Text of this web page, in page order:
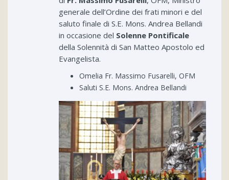
generale dell’Ordine dei frati minori e del
saluto finale di S.E. Mons. Andrea Bellandi
in occasione del Solenne Pontificale
della Solennità di San Matteo Apostolo ed
Evangelista.
Omelia Fr. Massimo Fusarelli, OFM
Saluti S.E. Mons. Andrea Bellandi